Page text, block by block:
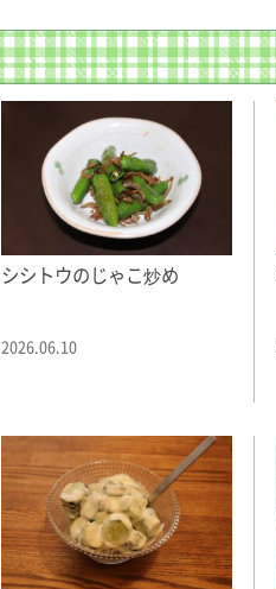
シシトウのじゃこ炒め
2026.06.10